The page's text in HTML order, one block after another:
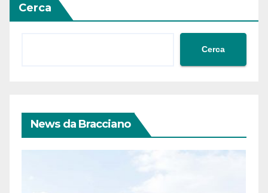
Cerca
Cerca
News da Bracciano